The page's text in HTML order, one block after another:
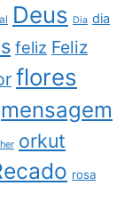
Deus Dia dia
feliz Feliz
flores
mensagem
orkut
rosa